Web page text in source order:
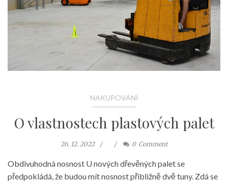
NAKUPOVÁNÍ
O vlastnostech plastových palet
26. 12. 2022 0 Comment
Obdivuhodná nosnost U nových dřevěných palet se
předpokládá, že budou mít nosnost přibližně dvě tuny. Zdá se